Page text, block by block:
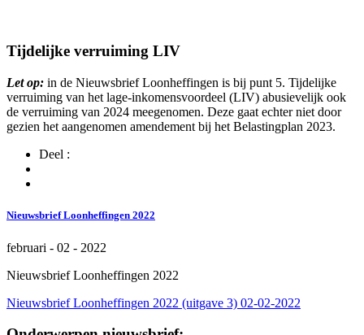
Tijdelijke verruiming LIV
Let op: in de Nieuwsbrief Loonheffingen is bij punt 5. Tijdelijke
verruiming van het lage-inkomensvoordeel (LIV) abusievelijk ook
de verruiming van 2024 meegenomen. Deze gaat echter niet door
gezien het aangenomen amendement bij het Belastingplan 2023.
Deel :
Nieuwsbrief Loonheffingen 2022
februari - 02 - 2022
Nieuwsbrief Loonheffingen 2022
Nieuwsbrief Loonheffingen 2022 (uitgave 3) 02-02-2022